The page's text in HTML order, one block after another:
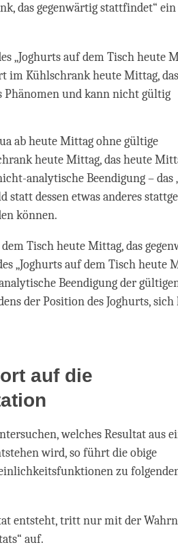
das gegenwärtig stattfindet“ ein
„Joghurts auf dem Tisch heute
im Kühlschrank heute Mittag, das
Phänomen und kann nicht gültig
ab heute Mittag ohne gültige
heute Mittag, das heute
analytische Beendigung – das
statt dessen etwas anderes
können.
Tisch heute Mittag, das
„Joghurts auf dem Tisch heute
Beendigung der
der Position des Joghurts, sich
auf die
welches Resultat aus
wird, so führt die obige
zu
entsteht, tritt nur mit der
auf.